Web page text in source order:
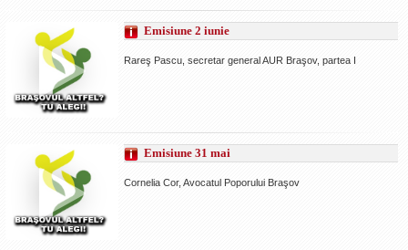
Emisiune 2 iunie
Rareş Pascu, secretar general AUR Braşov, partea I
Emisiune 31 mai
Cornelia Cor, Avocatul Poporului Braşov